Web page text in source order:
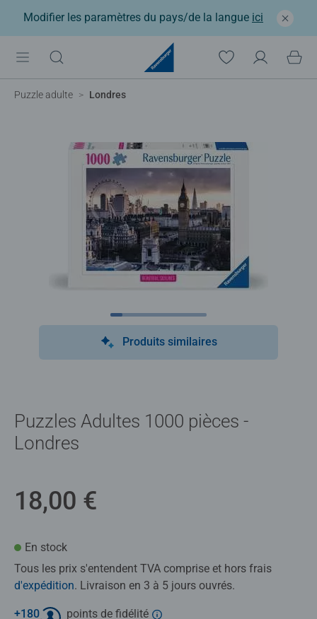
Modifier les paramètres du pays/de la langue ici
Puzzle adulte Londres
Produits similaires
Puzzles Adultes 1000 pièces -
Londres
18,00 €
En stock
Tous les prix s'entendent TVA comprise et hors frais
d'expédition. Livraison en 3 à 5 jours ouvrés.
+180 points de fidélité